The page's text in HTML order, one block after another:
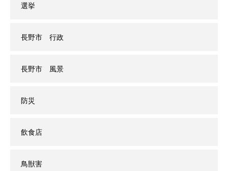
選挙
長野市 行政
長野市 風景
防災
飲食店
鳥獣害